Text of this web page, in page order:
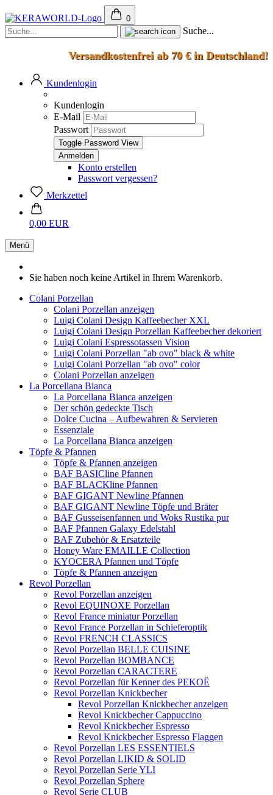
0
Suche...
Versandkostenfrei ab 70 € in Deutschland!
Kundenlogin
Kundenlogin
E-Mail
Passwort
Toggle Password View
Konto erstellen
Passwort vergessen?
Merkzettel
0,00 EUR
Menü
Sie haben noch keine Artikel in Ihrem Warenkorb.
Colani Porzellan
Colani Porzellan anzeigen
Luigi Colani Design Kaffeebecher XXL
Luigi Colani Design Porzellan Kaffeebecher dekoriert
Luigi Colani Espressotassen Vision
Luigi Colani Porzellan "ab ovo" black & white
Luigi Colani Porzellan "ab ovo" color
Colani Porzellan anzeigen
La Porcellana Bianca
La Porcellana Bianca anzeigen
Der schön gedeckte Tisch
Dolce Cucina – Aufbewahren & Servieren
Essenziale
La Porcellana Bianca anzeigen
Töpfe & Pfannen
Töpfe & Pfannen anzeigen
BAF BASICline Pfannen
BAF BLACKline Pfannen
BAF GIGANT Newline Pfannen
BAF GIGANT Newline Töpfe und Bräter
BAF Gusseisenfannen und Woks Rustika pur
BAF Pfannen Galaxy Edelstahl
BAF Zubehör & Ersatzteile
Honey Ware EMAILLE Collection
KYOCERA Pfannen und Töpfe
Töpfe & Pfannen anzeigen
Revol Porzellan
Revol Porzellan anzeigen
Revol EQUINOXE Porzellan
Revol France miniatur Porzellan
Revol France Porzellan in Schieferoptik
Revol FRENCH CLASSICS
Revol Porzellan BELLE CUISINE
Revol Porzellan BOMBANCE
Revol Porzellan CARACTERE
Revol Porzellan für Kenner des PEKOË
Revol Porzellan Knickbecher
Revol Porzellan Knickbecher anzeigen
Revol Knickbecher Cappuccino
Revol Knickbecher Espresso
Revol Knickbecher Espresso Flaggen
Revol Porzellan LES ESSENTIELS
Revol Porzellan LIKID & SOLID
Revol Porzellan Serie YLI
Revol Porzellan Sphere
Revol Serie CLUB